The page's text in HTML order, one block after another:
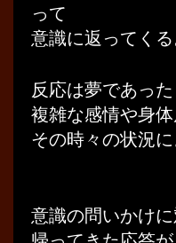
って
意識に返ってくる
反応は夢であった
複雑な感情や身
その時々の状況に
意識の問いかけ